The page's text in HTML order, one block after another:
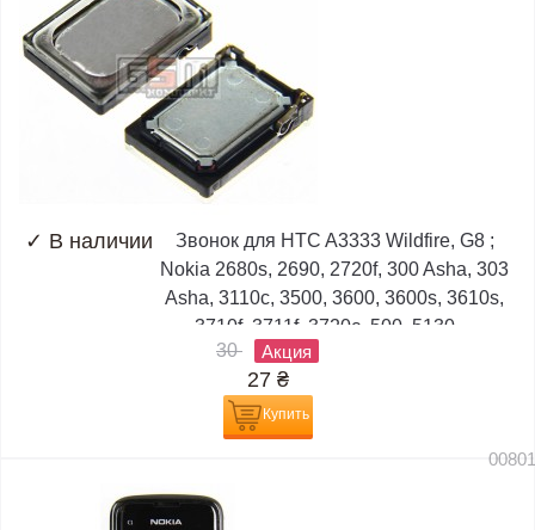
✓ В наличии
Звонок для HTC A3333 Wildfire, G8 ;
Nokia 2680s, 2690, 2720f, 300 Asha, 303
Asha, 3110c, 3500, 3600, 3600s, 3610s,
3710f, 3711f, 3720c, 500, 5130,...
30
Акция
27 ₴
Купить